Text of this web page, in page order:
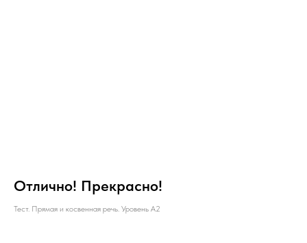
Отлично! Прекрасно!
Тест. Прямая и косвенная речь. Уровень А2